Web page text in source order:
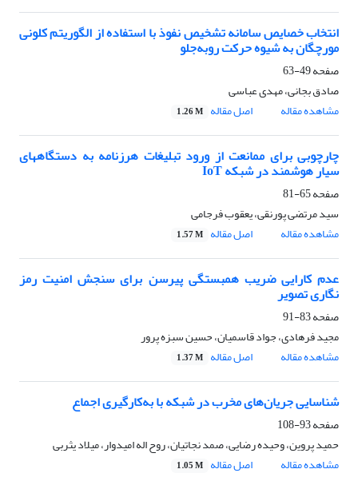
انتخاب خصایص سامانه تشخیص نفوذ با استفاده از الگوریتم کلونی
مورچگان به شیوه حرکت روبه‌جلو
صفحه49-63
صادق بجانی، مهدی عباسی
مشاهده مقاله
اصل مقاله 1.26 M
چارچوبی برای ممانعت از ورود تبلیغات هرزنامه به دستگاههای
سیار هوشمند در شبکه IoT
صفحه65-81
سید مرتضی پورنقی، یعقوب فرجامی
مشاهده مقاله
اصل مقاله 1.57 M
عدم کارایی ضریب همبستگی پیرسن برای سنجش امنیت رمز
نگاری تصویر
صفحه83-91
مجید فرهادی، جواد قاسمیان، حسین سبزه پرور
مشاهده مقاله
اصل مقاله 1.37 M
شناسایی جریان‌های مخرب در شبکه با به‌کارگیری اجماع
صفحه93-108
حمید پروین، وحیده رضایی، صمد نجاتیان، روح اله امیدوار، میلاد یثربی
مشاهده مقاله
اصل مقاله 1.05 M